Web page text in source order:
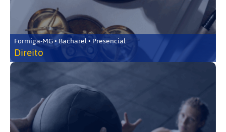
Formiga-MG • Bacharel • Presencial
Direito